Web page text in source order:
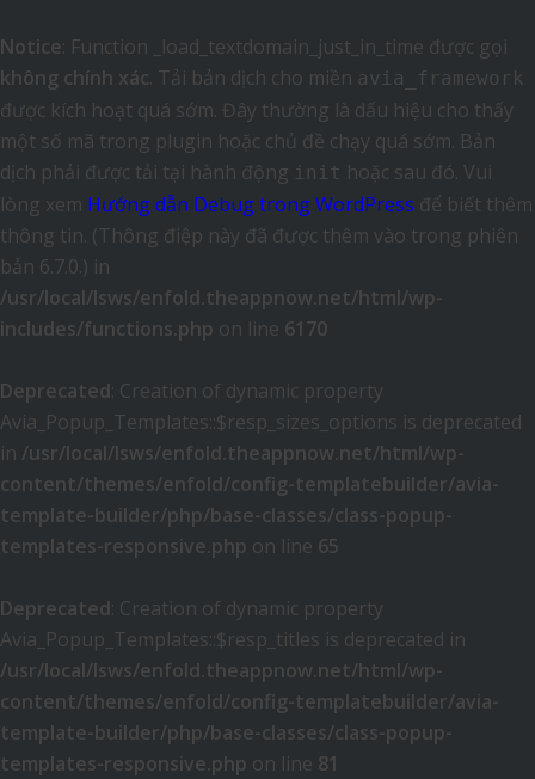
Notice: Function _load_textdomain_just_in_time được gọi
không chính xác. Tải bản dịch cho miền avia_framework
được kích hoạt quá sớm. Đây thường là dấu hiệu cho thấy
một số mã trong plugin hoặc chủ đề chạy quá sớm. Bản
dịch phải được tải tại hành động init hoặc sau đó. Vui
lòng xem Hướng dẫn Debug trong WordPress để biết thêm
thông tin. (Thông điệp này đã được thêm vào trong phiên
bản 6.7.0.) in
/usr/local/lsws/enfold.theappnow.net/html/wp-
includes/functions.php on line 6170
Deprecated: Creation of dynamic property
Avia_Popup_Templates::$resp_sizes_options is deprecated
in /usr/local/lsws/enfold.theappnow.net/html/wp-
content/themes/enfold/config-templatebuilder/avia-
template-builder/php/base-classes/class-popup-
templates-responsive.php on line 65
Deprecated: Creation of dynamic property
Avia_Popup_Templates::$resp_titles is deprecated in
/usr/local/lsws/enfold.theappnow.net/html/wp-
content/themes/enfold/config-templatebuilder/avia-
template-builder/php/base-classes/class-popup-
templates-responsive.php on line 81